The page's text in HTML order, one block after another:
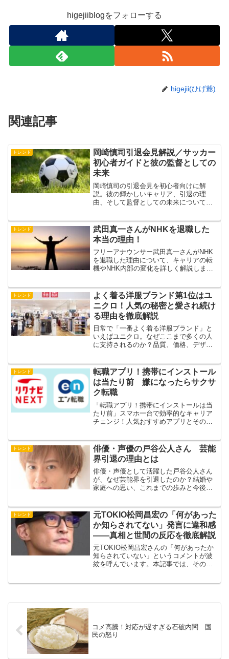
higejiiblogをフォローする
higejii(ひげ爺)
関連記事
トレンド
岡崎慎司引退会見解説／サッカー
初心者ガイドと彼の監督としての
未来
岡崎慎司の引退会見を初心者向けに解
説。彼の輝かしいキャリア、引退の理
由、そして監督としての未来について詳
トレンド
武田真一さんがNHKを退職した
本当の理由！
フリーアナウンサー武田真一さんがNHK
を退職した理由について、キャリアの転
機やNHK内部の変化を詳しく解説しま
トレンド
よく着る洋服ブランド第1位はユ
ニクロ！人気の秘密と愛され続け
る理由を徹底解説
日常で「一番よく着る洋服ブランド」と
いえばユニクロ。なぜここまで多くの人
に支持されるのか？品質、価格、デザイ
トレンド
転職アプリ！携帯にインストール
は当たり前 嫌になったらサクサ
ク転職
「転職アプリ！携帯にインストールは当
たり前」スマホ一台で効率的なキャリア
チェンジ！人気おすすめアプリとその活
トレンド
俳優・声優の戸谷公人さん 芸能
界引退の理由とは
俳優・声優として活躍した戸谷公人さん
が、なぜ芸能界を引退したのか？結婚や
家庭への思い、これまでの歩みと今後に
トレンド
元TOKIO松岡昌宏の「何があった
か知らされてない」発言に違和感
――真相と世間の反応を徹底解説
元TOKIO松岡昌宏さんの「何があったか
知らされていない」というコメントが波
紋を呼んでいます。本記事では、その発
コメ高騰！対応が遅すぎる石破内閣 国
民の怒り